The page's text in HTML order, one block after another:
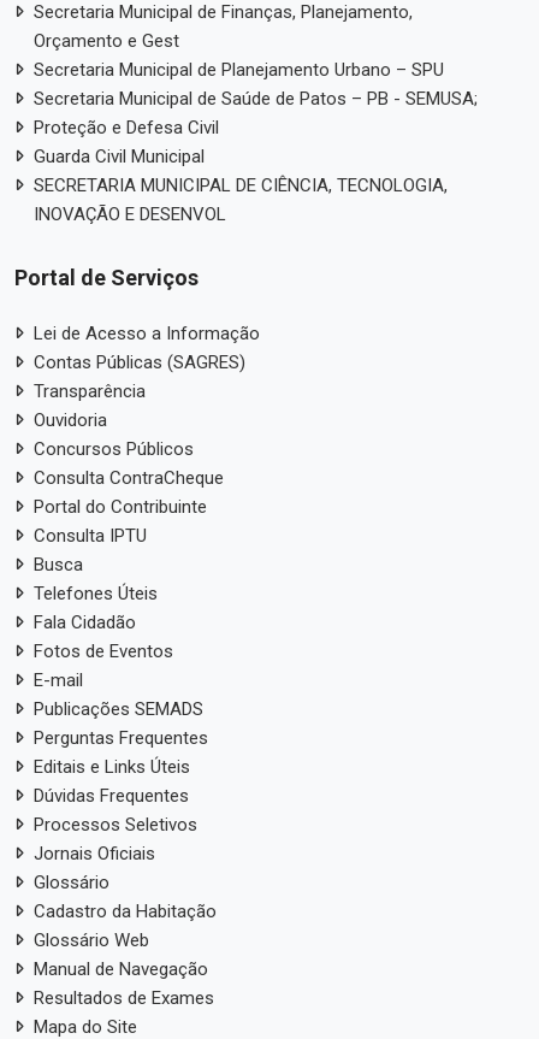
Secretaria Municipal de Finanças, Planejamento,
Orçamento e Gest
Secretaria Municipal de Planejamento Urbano – SPU
Secretaria Municipal de Saúde de Patos – PB - SEMUSA;
Proteção e Defesa Civil
Guarda Civil Municipal
SECRETARIA MUNICIPAL DE CIÊNCIA, TECNOLOGIA,
INOVAÇÃO E DESENVOL
Portal de Serviços
Lei de Acesso a Informação
Contas Públicas (SAGRES)
Transparência
Ouvidoria
Concursos Públicos
Consulta ContraCheque
Portal do Contribuinte
Consulta IPTU
Busca
Telefones Úteis
Fala Cidadão
Fotos de Eventos
E-mail
Publicações SEMADS
Perguntas Frequentes
Editais e Links Úteis
Dúvidas Frequentes
Processos Seletivos
Jornais Oficiais
Glossário
Cadastro da Habitação
Glossário Web
Manual de Navegação
Resultados de Exames
Mapa do Site